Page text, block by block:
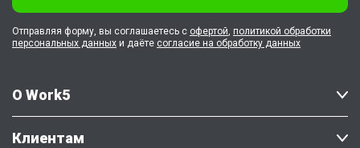
О Work5
Клиентам
Отправляя форму, вы соглашаетесь с офертой, политикой обработки
персональных данных и даёте согласие на обработку данных